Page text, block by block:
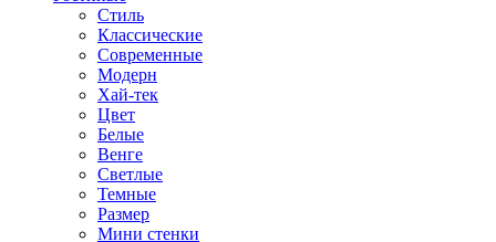
Стиль
Классические
Современные
Модерн
Хай-тек
Цвет
Белые
Венге
Светлые
Темные
Размер
Мини стенки